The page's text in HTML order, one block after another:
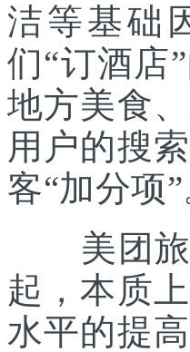
洁等基础
们“订酒店
地方美食
用户的搜
客“加分项”
美团旅
起，本质
水平的提